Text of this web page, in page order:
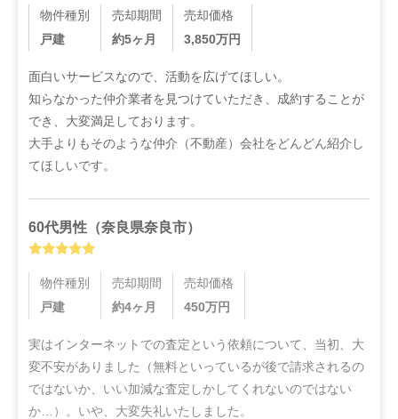
物件種別
戸建
売却期間
約5ヶ月
売却価格
3,850万円
面白いサービスなので、活動を広げてほしい。
知らなかった仲介業者を見つけていただき、成約することが
でき、大変満足しております。
大手よりもそのような仲介（不動産）会社をどんどん紹介し
てほしいです。
60代男性 （奈良県奈良市）
物件種別
戸建
売却期間
約4ヶ月
売却価格
450万円
実はインターネットでの査定という依頼について、当初、大
変不安がありました（無料といっているが後で請求されるの
ではないか、いい加減な査定しかしてくれないのではない
か…）。いや、大変失礼いたしました。